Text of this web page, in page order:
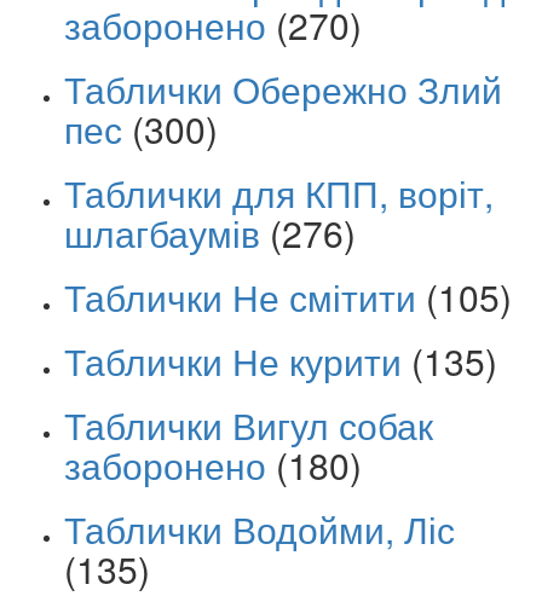
заборонено (270)
Таблички Обережно Злий
пес (300)
Таблички для КПП, воріт,
шлагбаумів (276)
Таблички Не смітити (105)
Таблички Не курити (135)
Таблички Вигул собак
заборонено (180)
Таблички Водойми, Ліс
(135)